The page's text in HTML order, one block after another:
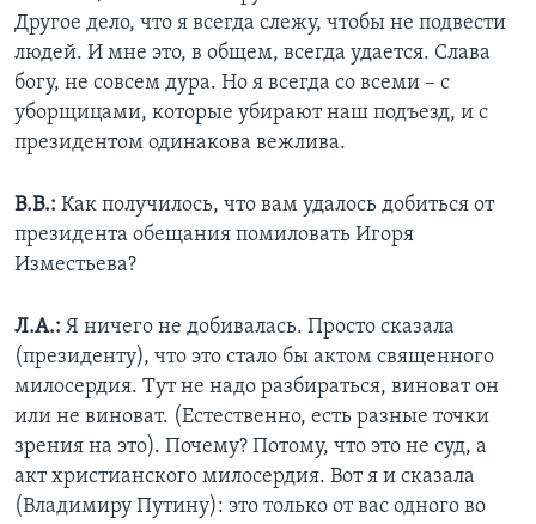
Другое дело, что я всегда слежу, чтобы не подвести
людей. И мне это, в общем, всегда удается. Слава
богу, не совсем дура. Но я всегда со всеми – с
уборщицами, которые убирают наш подъезд, и с
президентом одинакова вежлива.
В.В.: Как получилось, что вам удалось добиться от
президента обещания помиловать Игоря
Изместьева?
Л.А.: Я ничего не добивалась. Просто сказала
(президенту), что это стало бы актом священного
милосердия. Тут не надо разбираться, виноват он
или не виноват. (Естественно, есть разные точки
зрения на это). Почему? Потому, что это не суд, а
акт христианского милосердия. Вот я и сказала
(Владимиру Путину): это только от вас одного во